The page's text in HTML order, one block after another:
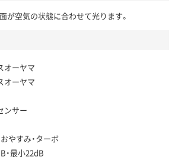
が空気の状態に合わせて光ります。
オーヤマ
オーヤマ
ンサー
やすみ・ターボ
・最小22dB